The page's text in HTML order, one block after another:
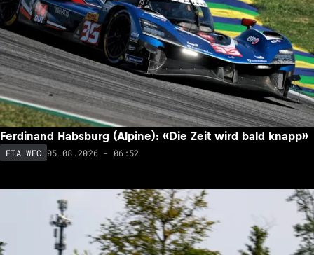
Ferdinand Habsburg (Alpine): «Die Zeit wird bald knapp»
FIA WEC 05.08.2026 - 06:52